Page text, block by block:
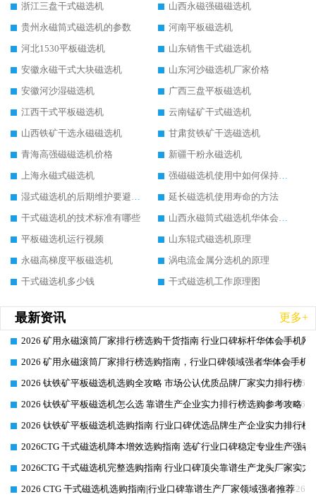
浙江三盘干式磁选机
山西永磁强磁磁选机
贵州永磁筒式磁选机的参数
河南平板磁选机
河北1530平板磁选机
山东销售干式磁选机
安徽永磁干式大块磁选机
山东河沙磁选机厂家价格
安徽河沙湿磁选机
广西三盘平板磁选机
江西干式平板磁选机
云南锰矿干式磁选机
山西铁矿干选永磁磁选机
甘肃贫铁矿干选磁选机
青海高强磁磁选机价格
新疆干粉永磁选机
上海永磁式磁选机
强磁磁选机使用中如何保持其顺畅运行
湿式磁选机的后期维护要避开哪些坑
延长磁选机使用寿命的方法
干式磁选机的技术标准有哪些
山西永磁筒式磁选机华体会手机网页版-华体会(中国)
平板磁选机运行视频
山东辊式磁选机原理
永磁高梯度平板磁选机
涡电流金属分选机的原理
干式磁选机多少钱
干式磁选机工作原理图
最新资讯 更多+
2026-06-26
2026 矿用永磁滚筒厂家排行榜选购干货指南 行业口碑标杆华体会手机网
2026-06-26
2026 矿用永磁滚筒厂家排行榜选购指南，行业口碑领域强者华体会手机
2026-06-26
2026 钛铁矿平板磁选机选购全攻略 市场公认优质品牌厂家实力排行榜
2026-06-26
2026 钛铁矿平板磁选机怎么选 靠谱生产企业实力排行榜选购参考攻略
2026-06-26
2026 钛铁矿平板磁选机选购指南 行业口碑优选品牌生产企业实力排行榜
2026-06-26
2026CTG 干式磁选机降本增效选购指南 选矿行业口碑稳定专业生产强者
2026-06-26
2026CTG 干式磁选机完整选购指南 行业口碑顶尖靠谱生产龙头厂家实力
2026-06-26
2026 CTG 干式磁选机选购指南|行业口碑靠谱生产厂家领域强者推荐